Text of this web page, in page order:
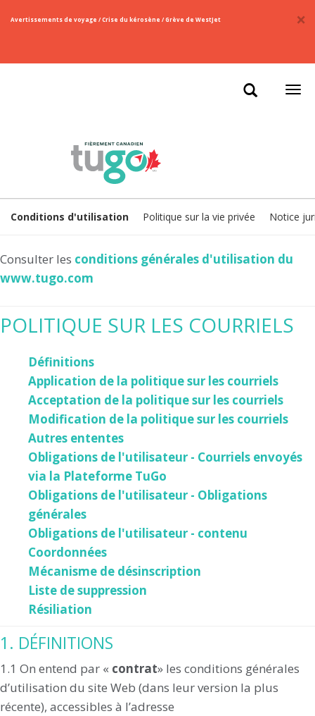
×
​Avertissements de voyage / Crise du kérosène / Grève de WestJet
Conditions d'utilisation Politique sur la vie privée Notice
Consulter les conditions générales d'utilisation du
www.tugo.com
POLITIQUE SUR LES COURRIELS
Définitions
Application de la politique sur les courriels
Acceptation de la politique sur les courriels
Modification de la politique sur les courriels
Autres ententes
Obligations de l'utilisateur - Courriels envoyés
via la Plateforme TuGo
Obligations de l'utilisateur - Obligations
générales
Obligations de l'utilisateur - contenu
Coordonnées
Mécanisme de désinscription
Liste de suppression
Résiliation
1. DÉFINITIONS
1.1 On entend par « contrat» les conditions générales
d’utilisation du site Web (dans leur version la plus
récente), accessibles à l’adresse